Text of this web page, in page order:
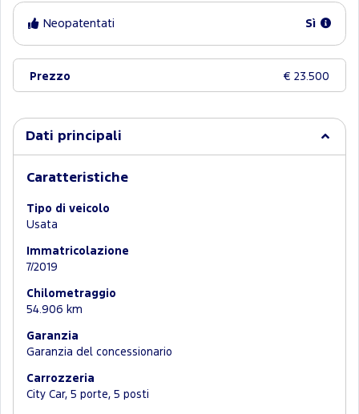
Neopatentati Sì
Prezzo € 23.500
Dati principali
Caratteristiche
Tipo di veicolo
Usata
Immatricolazione
7/2019
Chilometraggio
54.906 km
Garanzia
Garanzia del concessionario
Carrozzeria
City Car, 5 porte, 5 posti